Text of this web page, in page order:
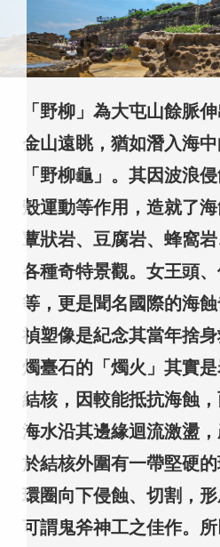
特
「野柳」為大屯山餘脈
金山遠眺，猶如潛入海
「野柳龜」。其因波浪
殼運動等作用，造就了海
蕈狀岩、豆腐岩、蜂窩
各種奇特景觀。女王頭
等，更是聞名國際的海
禎塑像是紀念其當年捨身
燭臺石的「燭火」其實
結核，因較能抵抗海蝕
海水沿其邊緣迴流激盪
於結核外圍有一帶堅硬
環圈向下侵蝕、切割，
可謂鬼斧神工之佳作。